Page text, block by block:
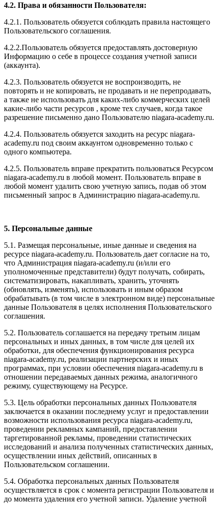
4.2. Права и обязанности Пользователя:
4.2.1. Пользователь обязуется соблюдать правила настоящего
Пользовательского соглашения.
4.2.2.Пользователь обязуется предоставлять достоверную
Информацию о себе в процессе создания учетной записи
(аккаунта).
4.2.3. Пользователь обязуется не воспроизводить, не
повторять и не копировать, не продавать и не перепродавать,
а также не использовать для каких-либо коммерческих целей
какие-либо части ресурсов , кроме тех случаев, когда такое
разрешение письменно дано Пользователю niagara-academy.ru.
4.2.4. Пользователь обязуется заходить на ресурс niagara-
academy.ru под своим аккаунтом одновременно только с
одного компьютера.
4.2.5. Пользователь вправе прекратить пользоваться Ресурсом
niagara-academy.ru в любой момент. Пользователь вправе в
любой момент удалить свою учетную запись, подав об этом
письменный запрос в Администрацию niagara-academy.ru.
5. Персональные данные
5.1. Размещая персональные, иные данные и сведения на
ресурсе niagara-academy.ru. Пользователь дает согласие на то,
что Администрация niagara-academy.ru (и/или его
уполномоченные представители) будут получать, собирать,
систематизировать, накапливать, хранить, уточнять
(обновлять, изменять), использовать и иным образом
обрабатывать (в том числе в электронном виде) персональные
данные Пользователя в целях исполнения Пользовательского
соглашения.
5.2. Пользователь соглашается на передачу третьим лицам
персональных и иных данных, в том числе для целей их
обработки, для обеспечения функционирования ресурса
niagara-academy.ru, реализации партнерских и иных
программах, при условии обеспечения niagara-academy.ru в
отношении передаваемых данных режима, аналогичного
режиму, существующему на Ресурсе.
5.3. Цель обработки персональных данных Пользователя
заключается в оказании последнему услуг и предоставлении
возможности использования ресурса niagara-academy.ru,
проведении рекламных кампаний, предоставлении
таргетированной рекламы, проведении статистических
исследований и анализа полученных статистических данных,
осуществлении иных действий, описанных в
Пользовательском соглашении.
5.4. Обработка персональных данных Пользователя
осуществляется в срок с момента регистрации Пользователя и
до момента удаления его учетной записи. Удаление учетной